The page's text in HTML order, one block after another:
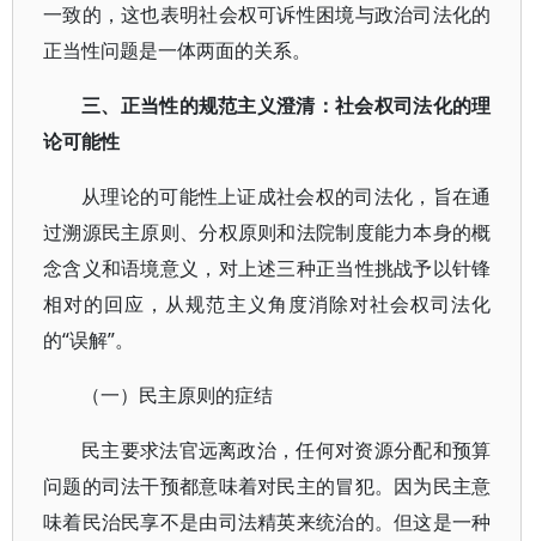
一致的，这也表明社会权可诉性困境与政治司法化的
正当性问题是一体两面的关系。
三、正当性的规范主义澄清：社会权司法化的理
论可能性
从理论的可能性上证成社会权的司法化，旨在通
过溯源民主原则、分权原则和法院制度能力本身的概
念含义和语境意义，对上述三种正当性挑战予以针锋
相对的回应，从规范主义角度消除对社会权司法化
的“误解”。
（一）民主原则的症结
民主要求法官远离政治，任何对资源分配和预算
问题的司法干预都意味着对民主的冒犯。因为民主意
味着民治民享不是由司法精英来统治的。但这是一种